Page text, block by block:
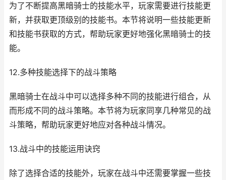
为了不断提高黑暗骑士的技能水平，玩家需要进行技能更
新，并获取更顶级别的技能书。本节将说明一些技能更新
和技能书获取的方式，帮助玩家更好地强化黑暗骑士的技
能。
12.多种技能选择下的战斗策略
黑暗骑士在战斗中可以选择多种不同的技能进行组合，从
而形成不同的战斗策略。本节将为玩家同享几种常见的战
斗策略，帮助玩家更好地应对各种战斗情况。
13.战斗中的技能运用诀窍
除了选择合适的技能外，玩家在战斗中还需要掌握一些技